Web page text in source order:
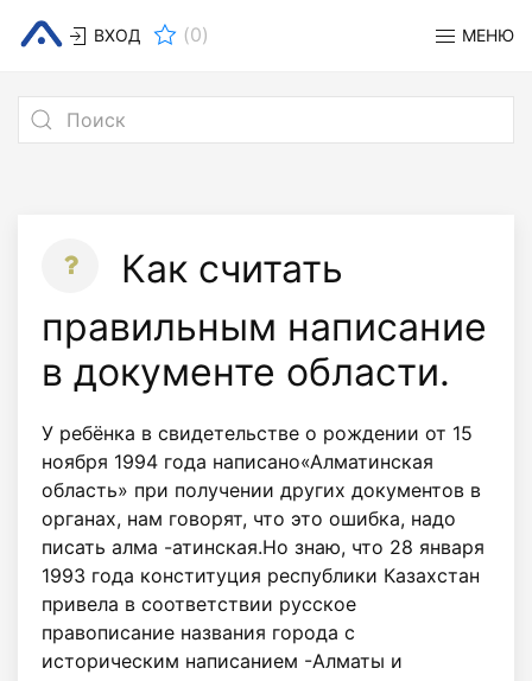
ВХОД (0) МЕНЮ
Как считать
правильным написание
в документе области.
У ребёнка в свидетельстве о рождении от 15
ноября 1994 года написано«Алматинская
область» при получении других документов в
органах, нам говорят, что это ошибка, надо
писать алма -атинская.Но знаю, что 28 января
1993 года конституция республики Казахстан
привела в соответствии русское
правописание названия города с
историческим написанием -Алматы и